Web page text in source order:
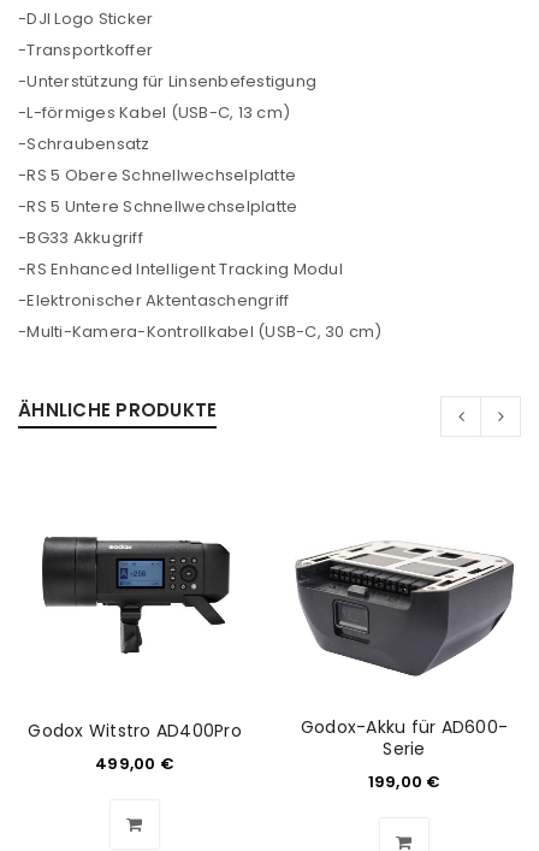
-DJI Logo Sticker
-Transportkoffer
-Unterstützung für Linsenbefestigung
-L-förmiges Kabel (USB-C, 13 cm)
-Schraubensatz
-RS 5 Obere Schnellwechselplatte
-RS 5 Untere Schnellwechselplatte
-BG33 Akkugriff
-RS Enhanced Intelligent Tracking Modul
-Elektronischer Aktentaschengriff
-Multi-Kamera-Kontrollkabel (USB-C, 30 cm)
ÄHNLICHE PRODUKTE
Godox Witstro AD400Pro
499,00 €
Godox-Akku für AD600-
Serie
199,00 €